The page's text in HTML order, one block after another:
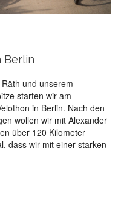
Berlin
und unserem
starten wir am
in Berlin. Nach den
wollen wir mit Alexander
über 120 Kilometer
dass wir mit einer starken